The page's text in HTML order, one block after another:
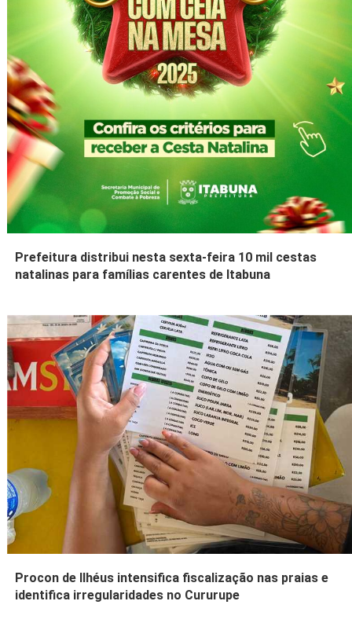
Prefeitura distribui nesta sexta-feira 10 mil cestas
natalinas para famílias carentes de Itabuna
Procon de Ilhéus intensifica fiscalização nas praias e
identifica irregularidades no Cururupe